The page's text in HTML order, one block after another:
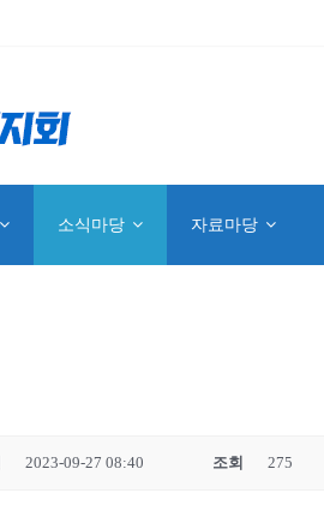
소식마당 자료마당
2023-09-27 08:40 조회 275